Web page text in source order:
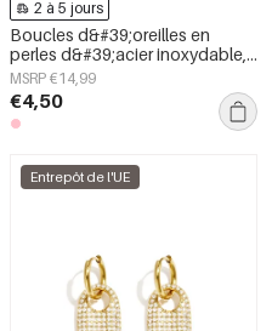
2 à 5 jours
Boucles d&#39;oreilles en
perles d&#39;acier inoxydable,
collection florale simple et
mignonne, bijoux pour femmes
MSRP €14,99
€4,50
Entrepôt de l'UE